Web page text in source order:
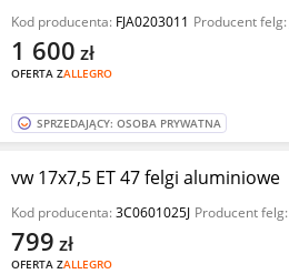
Kod producenta: FJA0203011 Producent felg:
OFERTA ZALLEGRO
1 600 zł
SPRZEDAJĄCY: OSOBA PRYWATNA
vw 17x7,5 ET 47 felgi aluminiowe
Kod producenta:3C0601025J Producent felg:
OFERTA ZALLEGRO
799 zł